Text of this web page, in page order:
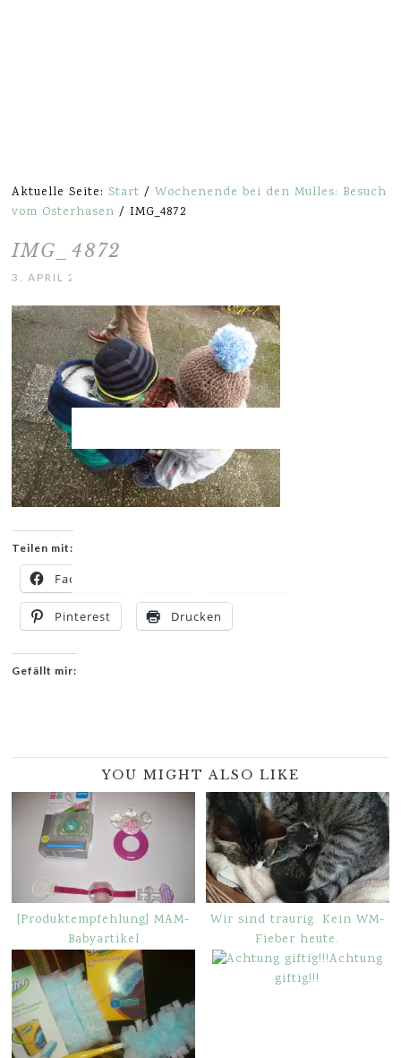
Aktuelle Seite:Start / Wochenende bei den Mulles: Besuch
vom Osterhasen / IMG_4872
IMG_4872
3. APRIL 2016
Teilen mit:
Facebook
Pinterest Drucken
Gefällt mir:
YOU MIGHT ALSO LIKE
[Produktempfehlung] MAM-
Babyartikel
Wir sind traurig. Kein WM-
Fieber heute.
Achtung
giftig!!!